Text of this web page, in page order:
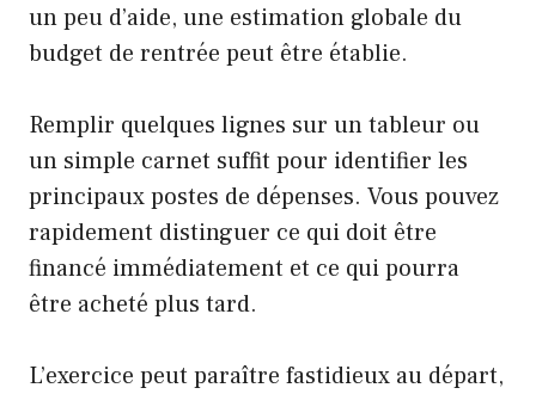
un peu d’aide, une estimation globale du
budget de rentrée peut être établie.
Remplir quelques lignes sur un tableur ou
un simple carnet suffit pour identifier les
principaux postes de dépenses. Vous pouvez
rapidement distinguer ce qui doit être
financé immédiatement et ce qui pourra
être acheté plus tard.
L’exercice peut paraître fastidieux au départ,